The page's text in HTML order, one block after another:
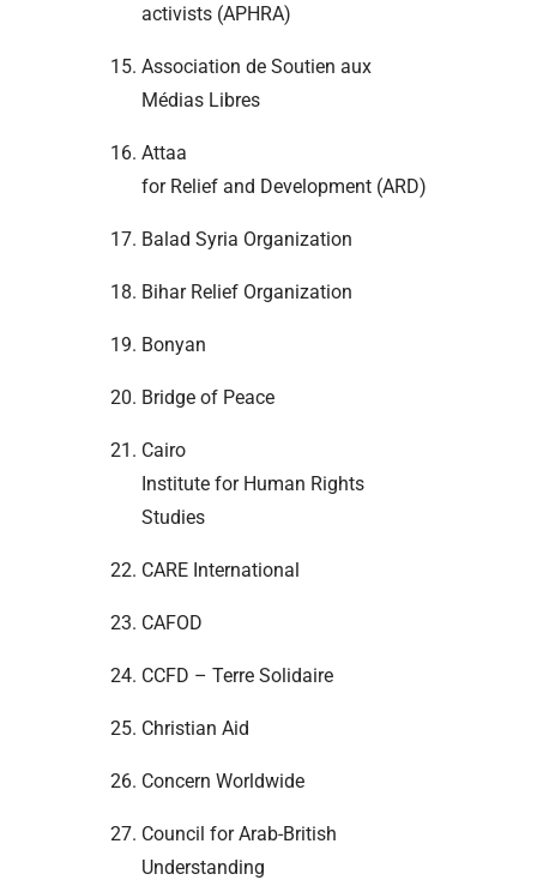
activists (APHRA)
Association de Soutien aux
Médias Libres
Attaa
for Relief and Development (ARD)
Balad Syria Organization
Bihar Relief Organization
Bonyan
Bridge of Peace
Cairo
Institute for Human Rights
Studies
CARE International
CAFOD
CCFD – Terre Solidaire
Christian Aid
Concern Worldwide
Council for Arab-British
Understanding